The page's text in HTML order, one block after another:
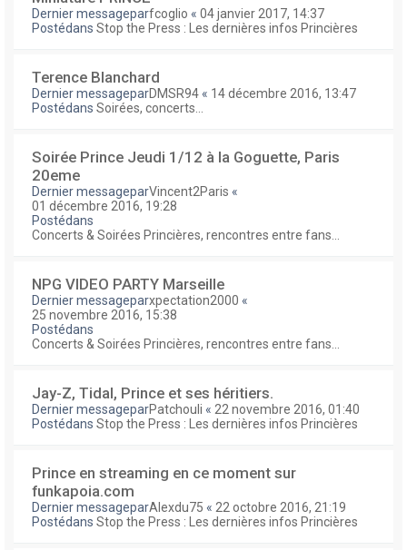
Dernier messageparfcoglio « 04 janvier 2017, 14:37
Postédans Stop the Press : Les dernières infos Princières
Terence Blanchard
Dernier messageparDMSR94 « 14 décembre 2016, 13:47
Postédans Soirées, concerts...
Soirée Prince Jeudi 1/12 à la Goguette, Paris
20eme
Dernier messageparVincent2Paris «
01 décembre 2016, 19:28
Postédans
Concerts & Soirées Princières, rencontres entre fans...
NPG VIDEO PARTY Marseille
Dernier messageparxpectation2000 «
25 novembre 2016, 15:38
Postédans
Concerts & Soirées Princières, rencontres entre fans...
Jay-Z, Tidal, Prince et ses héritiers.
Dernier messageparPatchouli « 22 novembre 2016, 01:40
Postédans Stop the Press : Les dernières infos Princières
Prince en streaming en ce moment sur
funkapoia.com
Dernier messageparAlexdu75 « 22 octobre 2016, 21:19
Postédans Stop the Press : Les dernières infos Princières